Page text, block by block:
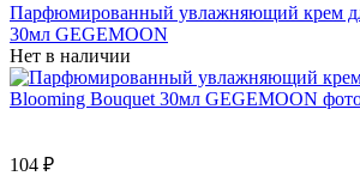
Парфюмированный увлажняющий крем
30мл GEGEMOON
Нет в наличии
104 ₽